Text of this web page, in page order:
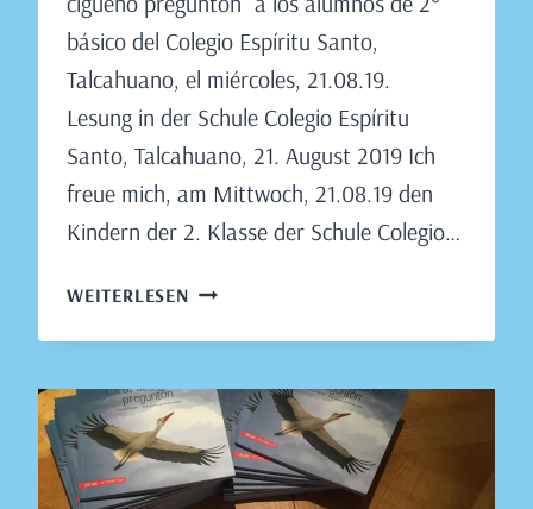
básico del Colegio Espíritu Santo,
Talcahuano, el miércoles, 21.08.19.
Lesung in der Schule Colegio Espíritu
Santo, Talcahuano, 21. August 2019 Ich
freue mich, am Mittwoch, 21.08.19 den
Kindern der 2. Klasse der Schule Colegio…
WEITERLESENLESUNG
DER
COLEGIO
ESPÍRITU
SANTO,
TALCAHUANO,